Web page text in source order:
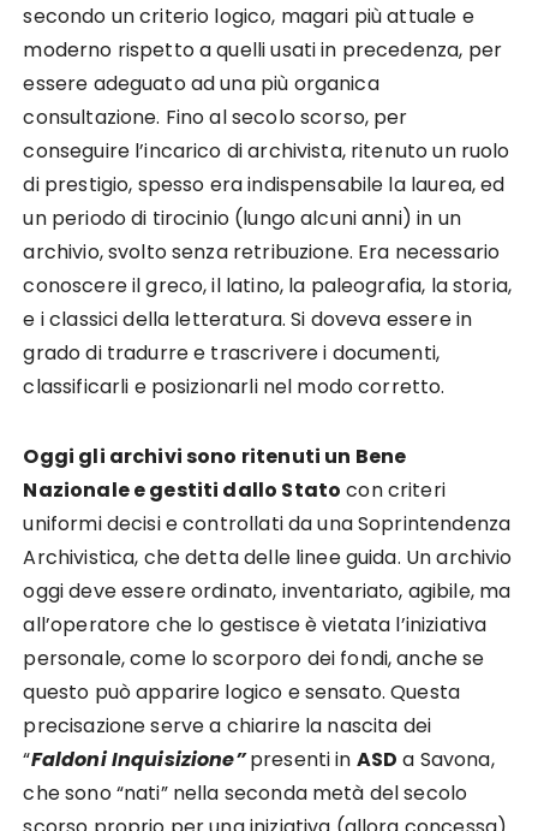
secondo un criterio logico, magari più attuale e
moderno rispetto a quelli usati in precedenza, per
essere adeguato ad una più organica
consultazione. Fino al secolo scorso, per
conseguire l’incarico di archivista, ritenuto un ruolo
di prestigio, spesso era indispensabile la laurea, ed
un periodo di tirocinio (lungo alcuni anni) in un
archivio, svolto senza retribuzione. Era necessario
conoscere il greco, il latino, la paleografia, la storia,
e i classici della letteratura. Si doveva essere in
grado di tradurre e trascrivere i documenti,
classificarli e posizionarli nel modo corretto.
Oggi gli archivi sono ritenuti un Bene
Nazionale e gestiti dallo Stato con criteri
uniformi decisi e controllati da una Soprintendenza
Archivistica, che detta delle linee guida. Un archivio
oggi deve essere ordinato, inventariato, agibile, ma
all’operatore che lo gestisce è vietata l’iniziativa
personale, come lo scorporo dei fondi, anche se
questo può apparire logico e sensato. Questa
precisazione serve a chiarire la nascita dei
“Faldoni Inquisizione”presenti in ASD a Savona,
che sono “nati” nella seconda metà del secolo